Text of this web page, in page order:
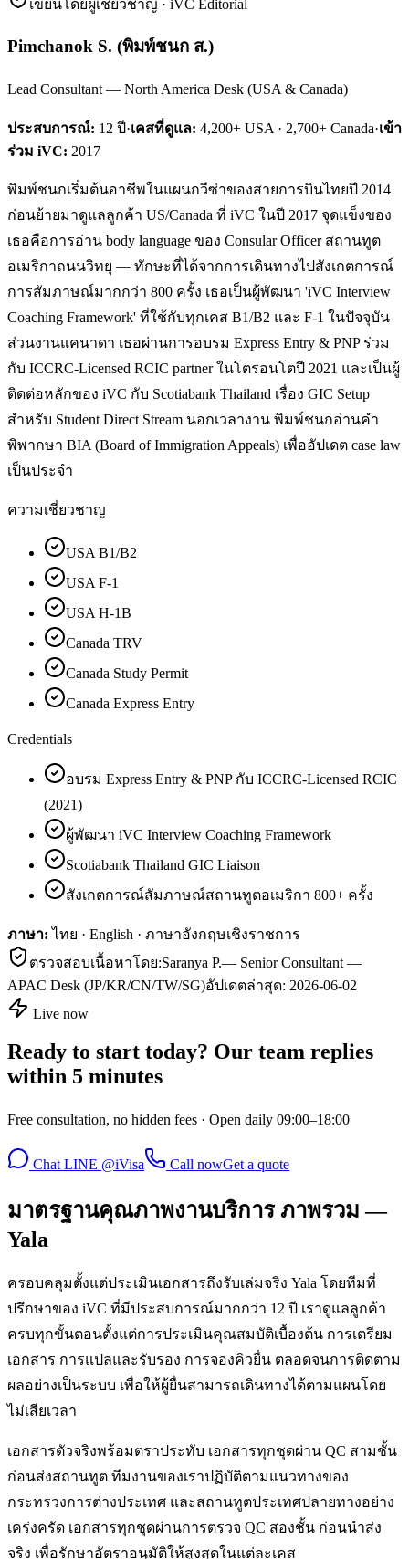
เขียนโดยผู้เชี่ยวชาญ · iVC Editorial
Pimchanok S. (พิมพ์ชนก ส.)
Lead Consultant — North America Desk (USA & Canada)
ประสบการณ์: 12 ปี·เคสที่ดูแล: 4,200+ USA · 2,700+ Canada·เข้า
ร่วม iVC: 2017
พิมพ์ชนกเริ่มต้นอาชีพในแผนกวีซ่าของสายการบินไทยปี 2014
ก่อนย้ายมาดูแลลูกค้า US/Canada ที่ iVC ในปี 2017 จุดแข็งของ
เธอคือการอ่าน body language ของ Consular Officer สถานทูต
อเมริกาถนนวิทยุ — ทักษะที่ได้จากการเดินทางไปสังเกตการณ์
การสัมภาษณ์มากกว่า 800 ครั้ง เธอเป็นผู้พัฒนา 'iVC Interview
Coaching Framework' ที่ใช้กับทุกเคส B1/B2 และ F-1 ในปัจจุบัน
ส่วนงานแคนาดา เธอผ่านการอบรม Express Entry & PNP ร่วม
กับ ICCRC-Licensed RCIC partner ในโตรอนโตปี 2021 และเป็นผู้
ติดต่อหลักของ iVC กับ Scotiabank Thailand เรื่อง GIC Setup
สำหรับ Student Direct Stream นอกเวลางาน พิมพ์ชนกอ่านคำ
พิพากษา BIA (Board of Immigration Appeals) เพื่ออัปเดต case law
เป็นประจำ
ความเชี่ยวชาญ
USA B1/B2
USA F-1
USA H-1B
Canada TRV
Canada Study Permit
Canada Express Entry
Credentials
อบรม Express Entry & PNP กับ ICCRC-Licensed RCIC
(2021)
ผู้พัฒนา iVC Interview Coaching Framework
Scotiabank Thailand GIC Liaison
สังเกตการณ์สัมภาษณ์สถานทูตอเมริกา 800+ ครั้ง
ภาษา: ไทย · English · ภาษาอังกฤษเชิงราชการ
ตรวจสอบเนื้อหาโดย:Saranya P.— Senior Consultant —
APAC Desk (JP/KR/CN/TW/SG)อัปเดตล่าสุด: 2026-06-02
Live now
Ready to start today? Our team replies
within 5 minutes
Free consultation, no hidden fees · Open daily 09:00–18:00
Chat LINE @iVisa Call nowGet a quote
มาตรฐานคุณภาพงานบริการ ภาพรวม —
Yala
ครอบคลุมตั้งแต่ประเมินเอกสารถึงรับเล่มจริง Yala โดยทีมที่
ปรึกษาของ iVC ที่มีประสบการณ์มากกว่า 12 ปี เราดูแลลูกค้า
ครบทุกขั้นตอนตั้งแต่การประเมินคุณสมบัติเบื้องต้น การเตรียม
เอกสาร การแปลและรับรอง การจองคิวยื่น ตลอดจนการติดตาม
ผลอย่างเป็นระบบ เพื่อให้ผู้ยื่นสามารถเดินทางได้ตามแผนโดย
ไม่เสียเวลา
เอกสารตัวจริงพร้อมตราประทับ เอกสารทุกชุดผ่าน QC สามชั้น
ก่อนส่งสถานทูต ทีมงานของเราปฏิบัติตามแนวทางของ
กระทรวงการต่างประเทศ และสถานทูตประเทศปลายทางอย่าง
เคร่งครัด เอกสารทุกชุดผ่านการตรวจ QC สองชั้น ก่อนนำส่ง
จริง เพื่อรักษาอัตราอนุมัติให้สูงสุดในแต่ละเคส